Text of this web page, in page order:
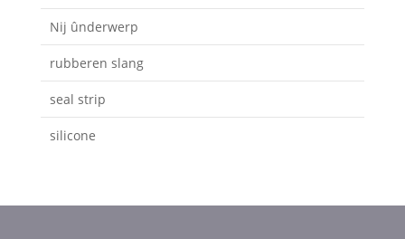
Nij ûnderwerp
rubberen slang
seal strip
silicone